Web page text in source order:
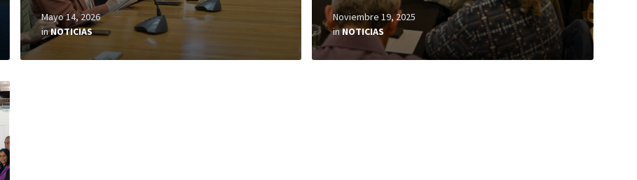
Mayo 14, 2026
inNOTICIAS
Noviembre 19, 2025
inNOTICIAS